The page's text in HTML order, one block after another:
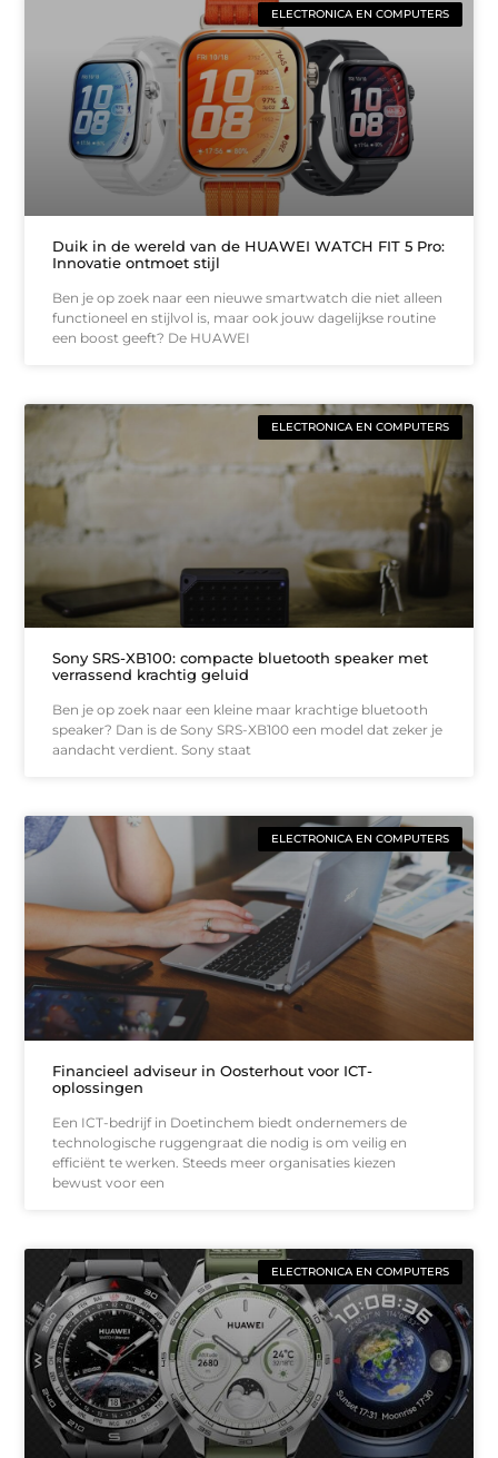
ELECTRONICA EN COMPUTERS
Duik in de wereld van de HUAWEI WATCH FIT 5 Pro:
Innovatie ontmoet stijl
Ben je op zoek naar een nieuwe smartwatch die niet alleen
functioneel en stijlvol is, maar ook jouw dagelijkse routine
een boost geeft? De HUAWEI
ELECTRONICA EN COMPUTERS
Sony SRS-XB100: compacte bluetooth speaker met
verrassend krachtig geluid
Ben je op zoek naar een kleine maar krachtige bluetooth
speaker? Dan is de Sony SRS-XB100 een model dat zeker je
aandacht verdient. Sony staat
ELECTRONICA EN COMPUTERS
Financieel adviseur in Oosterhout voor ICT-
oplossingen
Een ICT-bedrijf in Doetinchem biedt ondernemers de
technologische ruggengraat die nodig is om veilig en
efficiënt te werken. Steeds meer organisaties kiezen
bewust voor een
ELECTRONICA EN COMPUTERS